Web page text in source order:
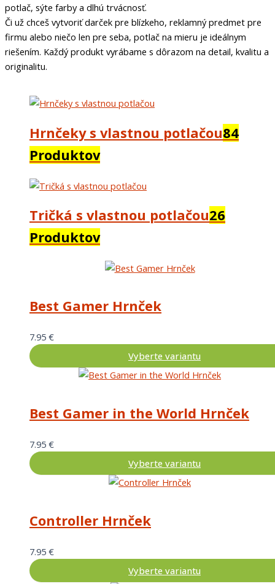
potlač, sýte farby a dlhú trvácnosť.
Či už chceš vytvoriť darček pre blízkeho, reklamný predmet pre
firmu alebo niečo len pre seba, potlač na mieru je ideálnym
riešením. Každý produkt vyrábame s dôrazom na detail, kvalitu a
originalitu.
Hrnčeky s vlastnou potlačou84
Produktov
Tričká s vlastnou potlačou26
Produktov
Best Gamer Hrnček
7.95 €
Vyberte variantu
Best Gamer in the World Hrnček
7.95 €
Vyberte variantu
Controller Hrnček
7.95 €
Vyberte variantu